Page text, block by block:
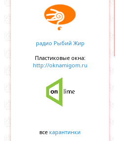
радио Рыбий Жир
Пластиковые окна:
http://oknamigom.ru
все карантинки